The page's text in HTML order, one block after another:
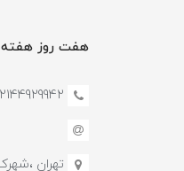
هفت روز
تهران